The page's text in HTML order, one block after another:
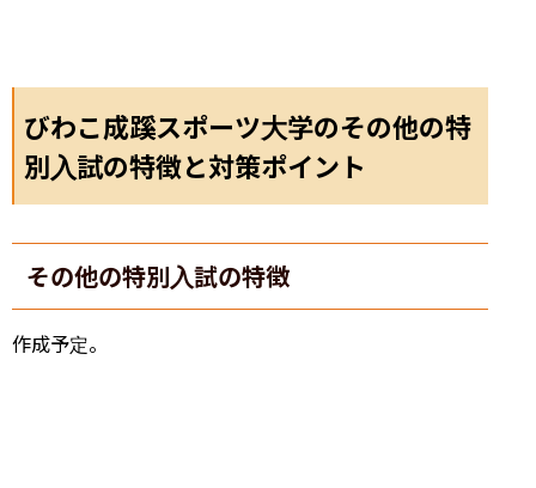
びわこ成蹊スポーツ大学のその他の特
別入試の特徴と対策ポイント
その他の特別入試の特徴
作成予定。